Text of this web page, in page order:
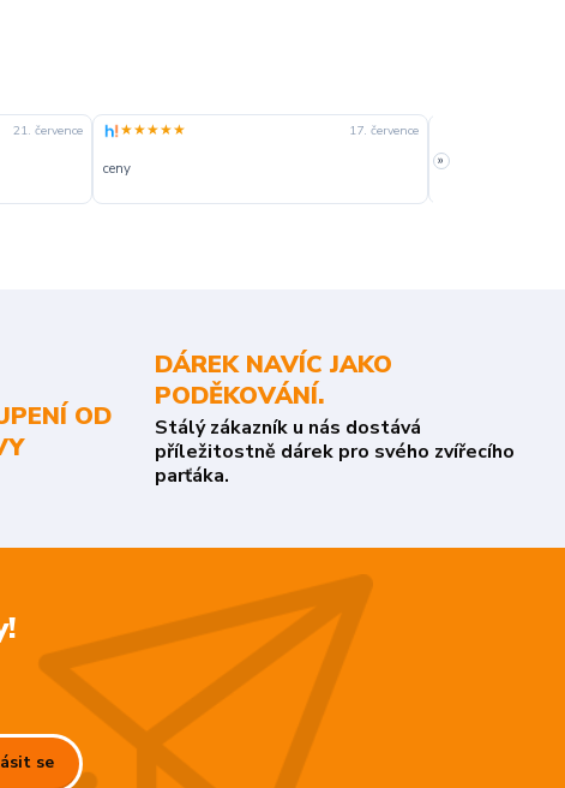
21. července ★★★★★ 17. července
ceny
slušná rychlost
»
OD
DÁREK NAVÍC JAKO
PODĚKOVÁNÍ.
Stálý zákazník u nás dostává
příležitostně dárek pro svého zvířecího
parťáka.
se